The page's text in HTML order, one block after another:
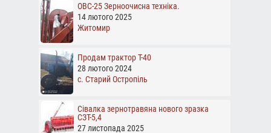
ОВС-25 Зерноочисна техніка.
14 лютого 2025
Житомир
Продам трактор Т-40
28 лютого 2024
с. Старий Остропіль
Сівалка зернотравяна нового зразка
СЗТ-5,4
27 листопада 2025